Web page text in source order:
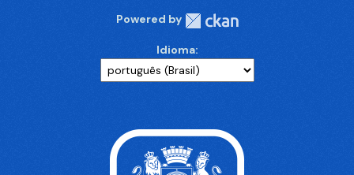
Powered by
Idioma